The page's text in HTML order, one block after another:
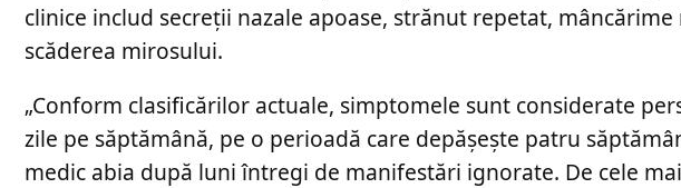
clinice includ secreții nazale apoase, strănut repetat,
scăderea mirosului.
„Conform clasificărilor actuale, simptomele sunt considerate
zile pe săptămână, pe o perioadă care depășește patru
medic abia după luni întregi de manifestări ignorate. De cele